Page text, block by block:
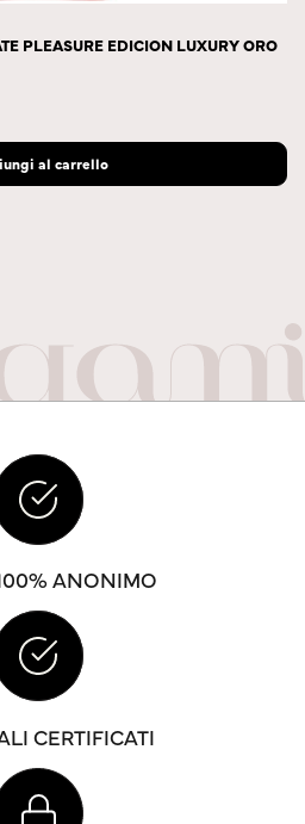
PLEASURE EDICION LUXURY ORO
al carrello
ANONIMO
CERTIFICATI